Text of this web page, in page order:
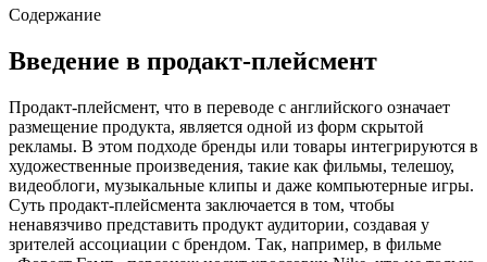
Содержание
Введение в продакт-плейсмент
Продакт-плейсмент, что в переводе с английского означает
размещение продукта, является одной из форм скрытой
рекламы. В этом подходе бренды или товары интегрируются в
художественные произведения, такие как фильмы, телешоу,
видеоблоги, музыкальные клипы и даже компьютерные игры.
Суть продакт-плейсмента заключается в том, чтобы
ненавязчиво представить продукт аудитории, создавая у
зрителей ассоциации с брендом. Так, например, в фильме